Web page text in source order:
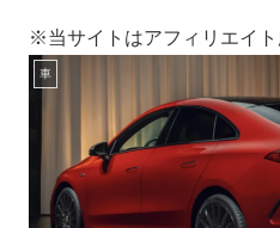
※当サイトはアフィリエイト
車